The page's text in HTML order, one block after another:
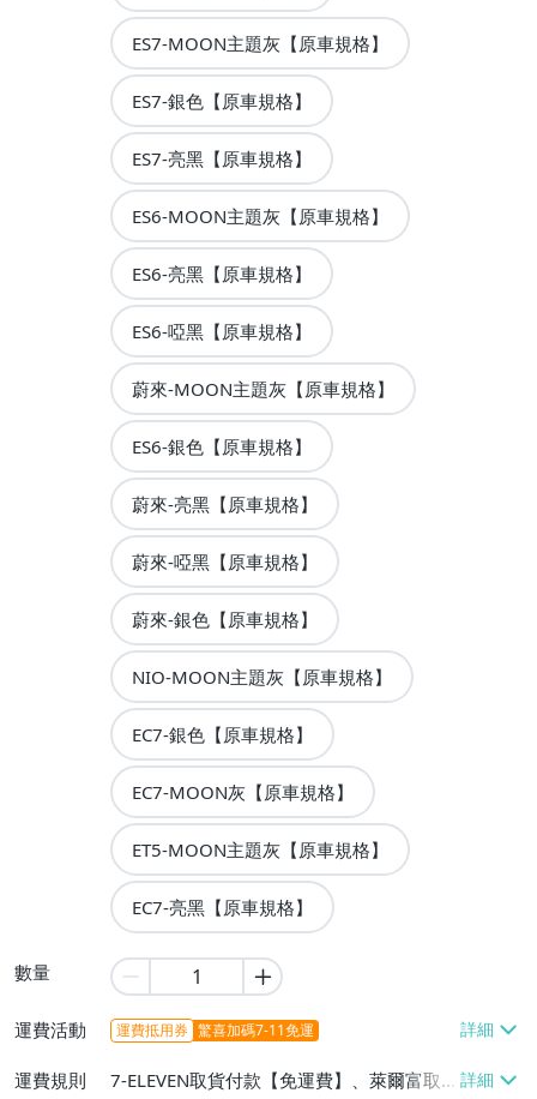
ES7-MOON主題灰【原車規格】
ES7-銀色【原車規格】
ES7-亮黑【原車規格】
ES6-MOON主題灰【原車規格】
ES6-亮黑【原車規格】
ES6-啞黑【原車規格】
蔚來-MOON主題灰【原車規格】
ES6-銀色【原車規格】
蔚來-亮黑【原車規格】
蔚來-啞黑【原車規格】
蔚來-銀色【原車規格】
NIO-MOON主題灰【原車規格】
EC7-銀色【原車規格】
EC7-MOON灰【原車規格】
ET5-MOON主題灰【原車規格】
EC7-亮黑【原車規格】
數量
運費活動 運費抵用券 驚喜加碼7-11免運
運費規則
7-ELEVEN取貨付款【免運費】、萊爾富取